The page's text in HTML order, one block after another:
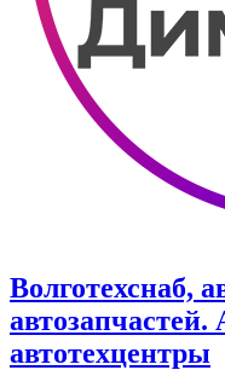
Волготехснаб,
автотехцентры